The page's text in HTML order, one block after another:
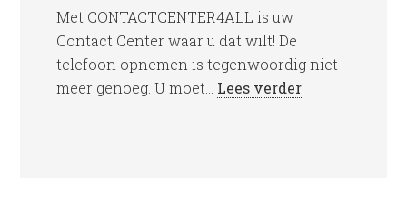
Met CONTACTCENTER4ALL is uw
Contact Center waar u dat wilt! De
telefoon opnemen is tegenwoordig niet
meer genoeg. U moet... Lees verder